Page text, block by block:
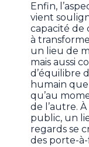
Enfin,
vient
capacité de
à
un lieu de
mais aussi
d’équilibre
humain que
qu’au
de l’autre.
public, un
regards se
des porte-à-